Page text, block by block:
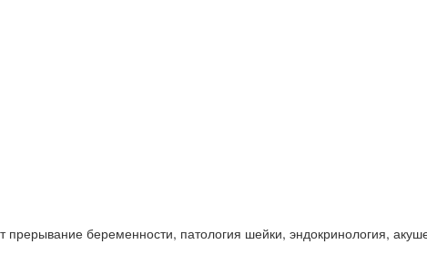
прерывание беременности, патология шейки, эндокринология,